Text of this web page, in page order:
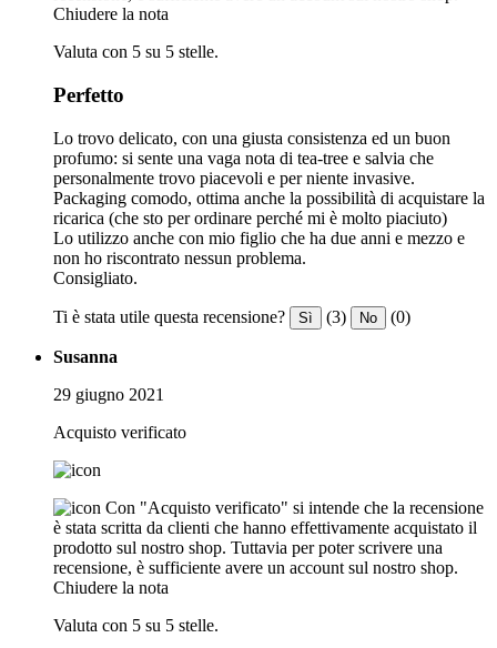
Chiudere la nota
Valuta con 5 su 5 stelle.
Perfetto
Lo trovo delicato, con una giusta consistenza ed un buon
profumo: si sente una vaga nota di tea-tree e salvia che
personalmente trovo piacevoli e per niente invasive.
Packaging comodo, ottima anche la possibilità di acquistare la
ricarica (che sto per ordinare perché mi è molto piaciuto)
Lo utilizzo anche con mio figlio che ha due anni e mezzo e
non ho riscontrato nessun problema.
Consigliato.
Ti è stata utile questa recensione? Sì (3) No (0)
Susanna
29 giugno 2021
Acquisto verificato
Con "Acquisto verificato" si intende che la recensione
è stata scritta da clienti che hanno effettivamente acquistato il
prodotto sul nostro shop. Tuttavia per poter scrivere una
recensione, è sufficiente avere un account sul nostro shop.
Chiudere la nota
Valuta con 5 su 5 stelle.